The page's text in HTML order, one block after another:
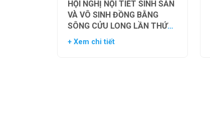
HỘI NGHỊ NỘI TIẾT SINH SẢN
VÀ VÔ SINH ĐỒNG BẰNG
SÔNG CỬU LONG LẦN THỨ
NHẤT
+ Xem chi tiết